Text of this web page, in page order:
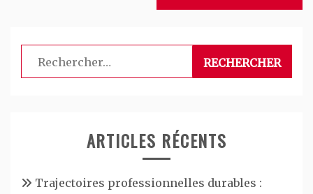
Rechercher :
ARTICLES RÉCENTS
Trajectoires professionnelles durables :